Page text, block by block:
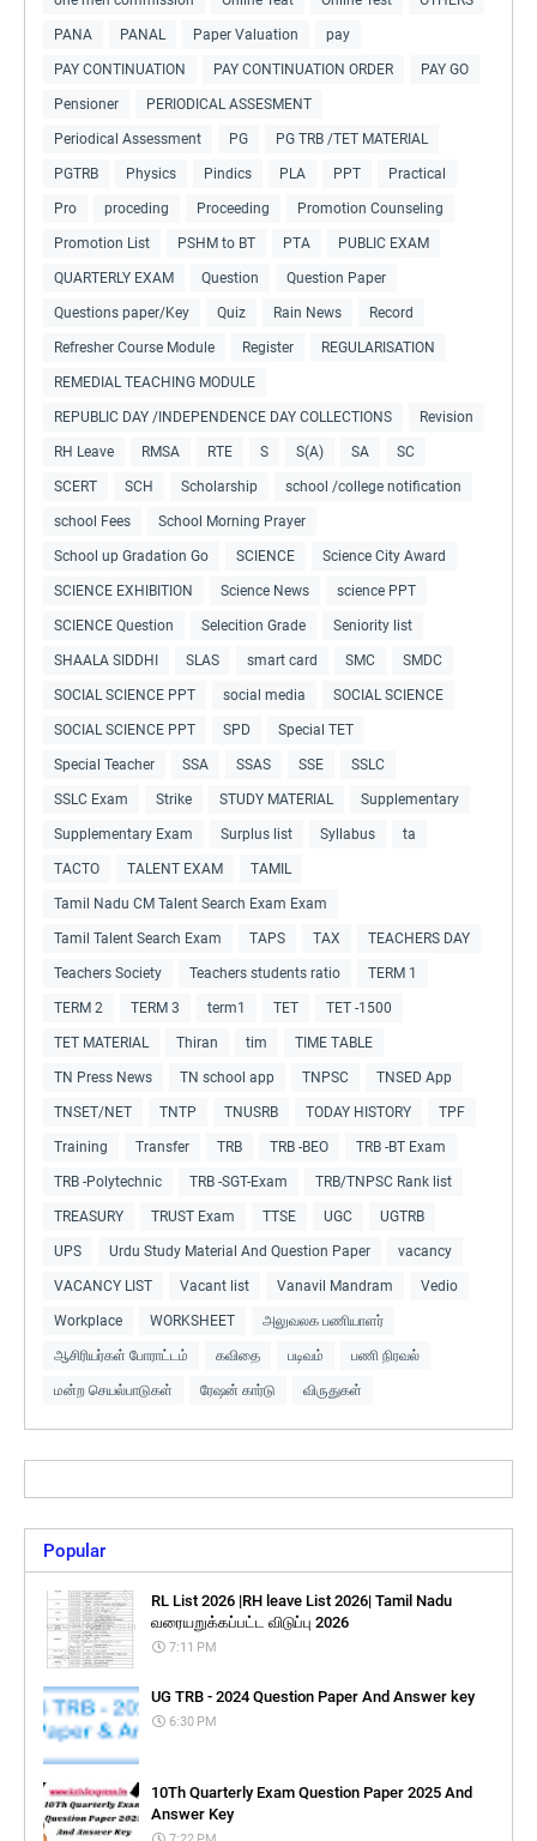
PANA PANAL Paper Valuation pay
PAY CONTINUATION PAY CONTINUATION ORDER PAY GO
Pensioner PERIODICAL ASSESMENT
Periodical Assessment PG PG TRB /TET MATERIAL
PGTRB Physics Pindics PLA PPT Practical
Pro proceding Proceeding Promotion Counseling
Promotion List PSHM to BT PTA PUBLIC EXAM
QUARTERLY EXAM Question Question Paper
Questions paper/Key Quiz Rain News Record
Refresher Course Module Register REGULARISATION
REMEDIAL TEACHING MODULE
REPUBLIC DAY /INDEPENDENCE DAY COLLECTIONS Revision
RH Leave RMSA RTE S S(A) SA SC
SCERT SCH Scholarship school /college notification
school Fees School Morning Prayer
School up Gradation Go SCIENCE Science City Award
SCIENCE EXHIBITION Science News science PPT
SCIENCE Question Selecition Grade Seniority list
SHAALA SIDDHI SLAS smart card SMC SMDC
SOCIAL SCIENCE PPT social media SOCIAL SCIENCE
SOCIAL SCIENCE PPT SPD Special TET
Special Teacher SSA SSAS SSE SSLC
SSLC Exam Strike STUDY MATERIAL Supplementary
Supplementary Exam Surplus list Syllabus ta
TACTO TALENT EXAM TAMIL
Tamil Nadu CM Talent Search Exam Exam
Tamil Talent Search Exam TAPS TAX TEACHERS DAY
Teachers Society Teachers students ratio TERM 1
TERM 2 TERM 3 term1 TET TET -1500
TET MATERIAL Thiran tim TIME TABLE
TN Press News TN school app TNPSC TNSED App
TNSET/NET TNTP TNUSRB TODAY HISTORY TPF
Training Transfer TRB TRB -BEO TRB -BT Exam
TRB -Polytechnic TRB -SGT-Exam TRB/TNPSC Rank list
TREASURY TRUST Exam TTSE UGC UGTRB
UPS Urdu Study Material And Question Paper vacancy
VACANCY LIST Vacant list Vanavil Mandram Vedio
Workplace WORKSHEET அலுவலக பணியாளர்
ஆசிரியர்கள் போராட்டம் கவிதை படிவம் பணி நிரவல்
மன்ற செயல்பாடுகள் ரேஷன் கார்டு விருதுகள்
Popular
RL List 2026 |RH leave List 2026| Tamil Nadu
வரையறுக்கப்பட்ட விடுப்பு 2026
7:11 PM
UG TRB - 2024 Question Paper And Answer key
6:30 PM
10Th Quarterly Exam Question Paper 2025 And
Answer Key